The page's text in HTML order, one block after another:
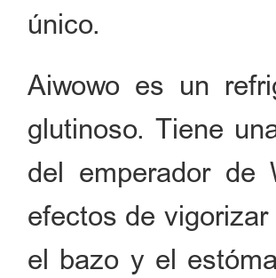
único.
Aiwowo es un
glutinoso. Tiene
del emperador de
efectos de
el bazo y el